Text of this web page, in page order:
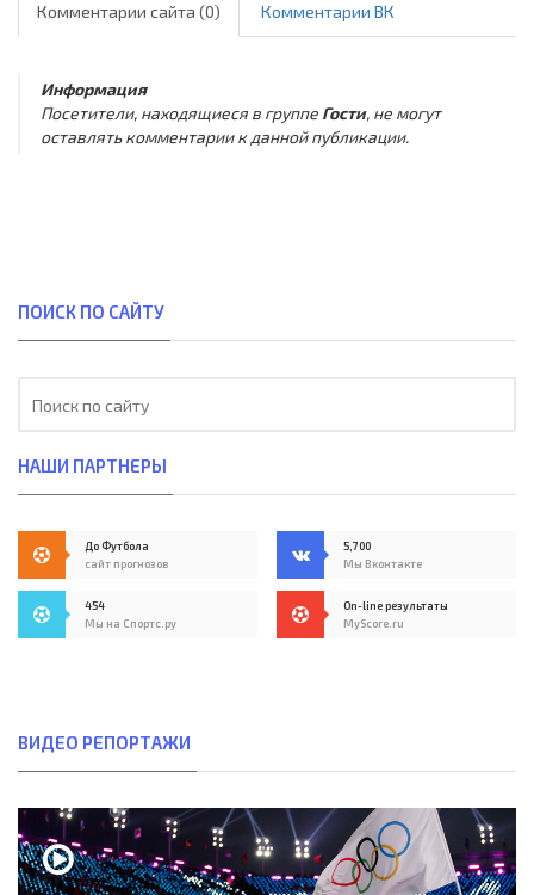
Комментарии сайта (0) Комментарии ВК
Информация
Посетители, находящиеся в группе Гости, не могут
оставлять комментарии к данной публикации.
ПОИСК ПО САЙТУ
НАШИ ПАРТНЕРЫ
До Футбола
сайт прогнозов
5,700
Мы Вконтакте
454
Мы на Спортс.ру
On-line результаты
MyScore.ru
ВИДЕО РЕПОРТАЖИ